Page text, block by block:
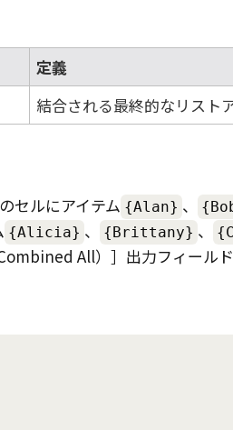
定義
結合される最終的なリスト
のセルにアイテム {Alan} 、
{Alicia} 、 {Brittany} 、
All）
出力フィール